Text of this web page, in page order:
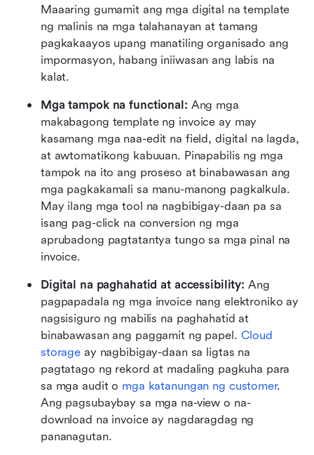
Maaaring gumamit ang mga digital na template
ng malinis na mga talahanayan at tamang
pagkakaayos upang manatiling organisado ang
impormasyon, habang iniiwasan ang labis na
kalat.
Mga tampok na functional: Ang mga
makabagong template ng invoice ay may
kasamang mga naa-edit na field, digital na lagda,
at awtomatikong kabuuan. Pinapabilis ng mga
tampok na ito ang proseso at binabawasan ang
mga pagkakamali sa manu-manong pagkalkula.
May ilang mga tool na nagbibigay-daan pa sa
isang pag-click na conversion ng mga
aprubadong pagtatantya tungo sa mga pinal na
invoice.
Digital na paghahatid at accessibility: Ang
pagpapadala ng mga invoice nang elektroniko ay
nagsisiguro ng mabilis na paghahatid at
binabawasan ang paggamit ng papel. Cloud
storage ay nagbibigay-daan sa ligtas na
pagtatago ng rekord at madaling pagkuha para
sa mga audit o mga katanungan ng customer.
Ang pagsubaybay sa mga na-view o na-
download na invoice ay nagdaragdag ng
pananagutan.